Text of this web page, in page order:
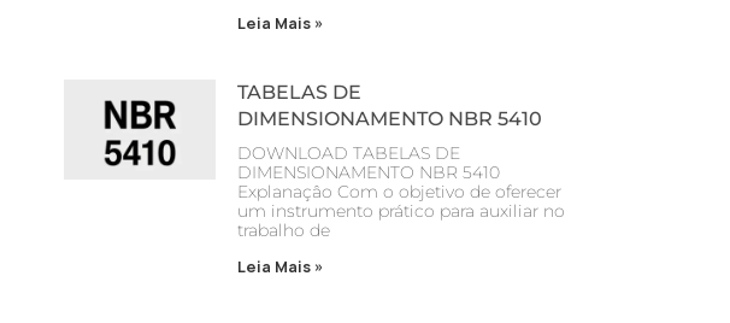
Leia Mais »
TABELAS DE
DIMENSIONAMENTO NBR 5410
DOWNLOAD TABELAS DE
DIMENSIONAMENTO NBR 5410
Explanaçâo Com o objetivo de oferecer
um instrumento prático para auxiliar no
trabalho de
Leia Mais »